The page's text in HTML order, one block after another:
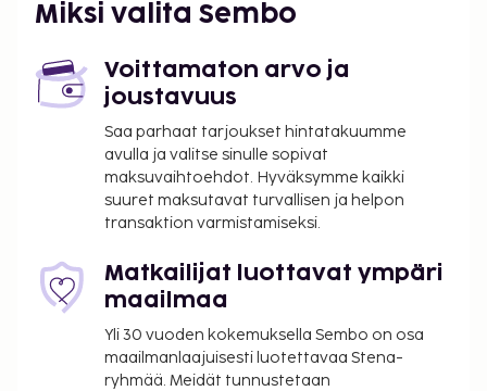
Miksi valita Sembo
Voittamaton arvo ja
joustavuus
Saa parhaat tarjoukset hintatakuumme
avulla ja valitse sinulle sopivat
maksuvaihtoehdot. Hyväksymme kaikki
suuret maksutavat turvallisen ja helpon
transaktion varmistamiseksi.
Matkailijat luottavat ympäri
maailmaa
Yli 30 vuoden kokemuksella Sembo on osa
maailmanlaajuisesti luotettavaa Stena-
ryhmää. Meidät tunnustetaan